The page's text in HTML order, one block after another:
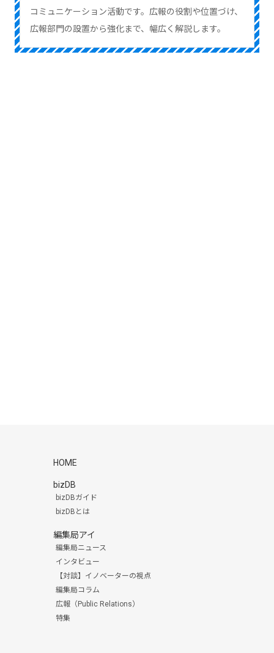
コミュニケーション活動です。広報の役割や位置づけ、
広報部門の設置から強化まで、幅広く解説します。
HOME
bizDB
bizDBガイド
bizDBとは
編集局アイ
編集局ニュース
インタビュー
【対談】イノベーターの視点
編集局コラム
広報（Public Relations）
特集